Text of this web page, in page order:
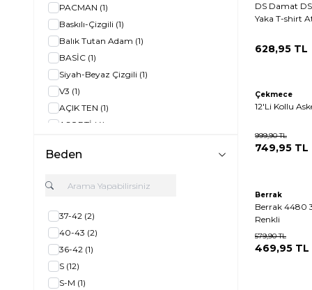
PACMAN (1)
Baskılı-Çizgili (1)
Balık Tutan Adam (1)
BASİC (1)
Siyah-Beyaz Çizgili (1)
V3 (1)
AÇIK TEN (1)
ASORTİ (4)
PUDRA
TEN (3)
Beden
37-42 (2)
40-43 (2)
36-42 (1)
S (12)
S-M (1)
DS Damat
Yaka T-shirt
628,95 TL
Çekmece
12'Li Kollu
999,90TL
749,95 TL
Berrak
Berrak 4480
Renkli
579,90TL
469,95 TL